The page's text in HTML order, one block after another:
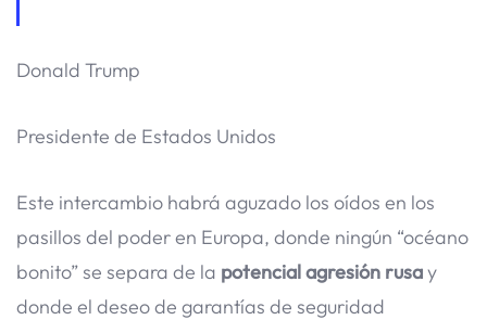
Donald Trump
Presidente de Estados Unidos
Este intercambio habrá aguzado los oídos en los
pasillos del poder en Europa, donde ningún “océano
bonito” se separa de la potencial agresión rusay
donde el deseo de garantías de seguridad